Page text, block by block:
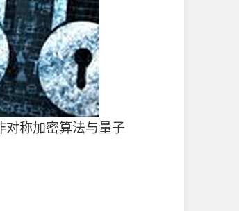
对称加密算法与量子